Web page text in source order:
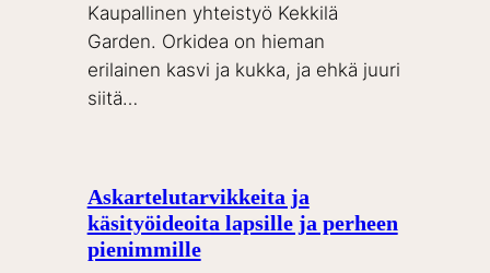
Kaupallinen yhteistyö Kekkilä
Garden. Orkidea on hieman
erilainen kasvi ja kukka, ja ehkä juuri
siitä…
Askartelutarvikkeita ja
käsityöideoita lapsille ja perheen
pienimmille